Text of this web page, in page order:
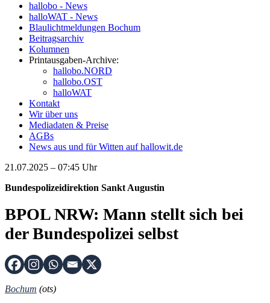
hallobo - News
halloWAT - News
Blaulichtmeldungen Bochum
Beitragsarchiv
Kolumnen
Printausgaben-Archive:
hallobo.NORD
hallobo.OST
halloWAT
Kontakt
Wir über uns
Mediadaten & Preise
AGBs
News aus und für Witten auf hallowit.de
21.07.2025 – 07:45 Uhr
Bundespolizeidirektion Sankt Augustin
BPOL NRW: Mann stellt sich bei
der Bundespolizei selbst
Bochum (ots)